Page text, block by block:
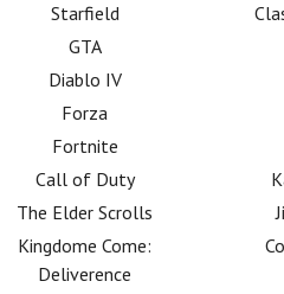
Starfield
GTA
Diablo IV
Forza
Fortnite
Call of Duty
The Elder Scrolls
Kingdome Come:
Deliverence